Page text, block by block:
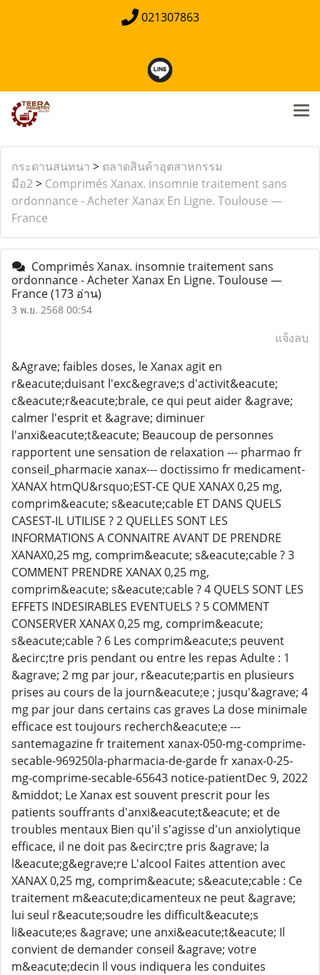
021307863
กระดานสนทนา > ตลาดสินค้าอุตสาหกรรม
มือ2> Comprimés Xanax. insomnie traitement sans
ordonnance - Acheter Xanax En Ligne. Toulouse —
France
Comprimés Xanax. insomnie traitement sans
ordonnance - Acheter Xanax En Ligne. Toulouse —
France(173 อ่าน)
3 พ.ย. 2568 00:54
แจ้งลบ
&Agrave; faibles doses, le Xanax agit en
r&eacute;duisant l'exc&egrave;s d'activit&eacute;
c&eacute;r&eacute;brale, ce qui peut aider &agrave;
calmer l'esprit et &agrave; diminuer
l'anxi&eacute;t&eacute; Beaucoup de personnes
rapportent une sensation de relaxation --- pharmao fr
conseil_pharmacie xanax--- doctissimo fr medicament-
XANAX htmQU&rsquo;EST-CE QUE XANAX 0,25 mg,
comprim&eacute; s&eacute;cable ET DANS QUELS
CASEST-IL UTILISE ? 2 QUELLES SONT LES
INFORMATIONS A CONNAITRE AVANT DE PRENDRE
XANAX0,25 mg, comprim&eacute; s&eacute;cable ? 3
COMMENT PRENDRE XANAX 0,25 mg,
comprim&eacute; s&eacute;cable ? 4 QUELS SONT LES
EFFETS INDESIRABLES EVENTUELS ? 5 COMMENT
CONSERVER XANAX 0,25 mg, comprim&eacute;
s&eacute;cable ? 6 Les comprim&eacute;s peuvent
&ecirc;tre pris pendant ou entre les repas Adulte : 1
&agrave; 2 mg par jour, r&eacute;partis en plusieurs
prises au cours de la journ&eacute;e ; jusqu'&agrave; 4
mg par jour dans certains cas graves La dose minimale
efficace est toujours recherch&eacute;e ---
santemagazine fr traitement xanax-050-mg-comprime-
secable-969250la-pharmacia-de-garde fr xanax-0-25-
mg-comprime-secable-65643 notice-patientDec 9, 2022
&middot; Le Xanax est souvent prescrit pour les
patients souffrants d'anxi&eacute;t&eacute; et de
troubles mentaux Bien qu'il s'agisse d'un anxiolytique
efficace, il ne doit pas &ecirc;tre pris &agrave; la
l&eacute;g&egrave;re L'alcool Faites attention avec
XANAX 0,25 mg, comprim&eacute; s&eacute;cable : Ce
traitement m&eacute;dicamenteux ne peut &agrave;
lui seul r&eacute;soudre les difficult&eacute;s
li&eacute;es &agrave; une anxi&eacute;t&eacute; Il
convient de demander conseil &agrave; votre
m&eacute;decin Il vous indiquera les conduites